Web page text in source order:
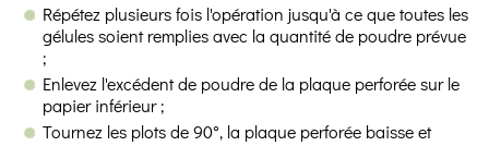
Répétez plusieurs fois l'opération jusqu'à ce que toutes les
gélules soient remplies avec la quantité de poudre prévue
;
Enlevez l'excédent de poudre de la plaque perforée sur le
papier inférieur ;
Tournez les plots de 90°, la plaque perforée baisse et